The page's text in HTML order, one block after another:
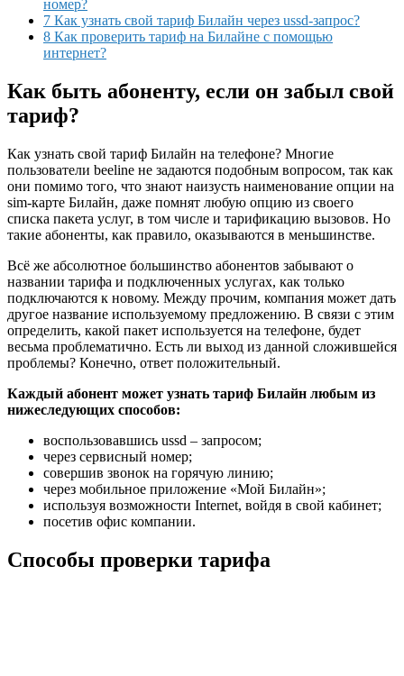
номер?
7 Как узнать свой тариф Билайн через ussd-запрос?
8 Как проверить тариф на Билайне с помощью
интернет?
Как быть абоненту, если он забыл свой
тариф?
Как узнать свой тариф Билайн на телефоне? Многие
пользователи beeline не задаются подобным вопросом, так как
они помимо того, что знают наизусть наименование опции на
sim-карте Билайн, даже помнят любую опцию из своего
списка пакета услуг, в том числе и тарификацию вызовов. Но
такие абоненты, как правило, оказываются в меньшинстве.
Всё же абсолютное большинство абонентов забывают о
названии тарифа и подключенных услугах, как только
подключаются к новому. Между прочим, компания может дать
другое название используемому предложению. В связи с этим
определить, какой пакет используется на телефоне, будет
весьма проблематично. Есть ли выход из данной сложившейся
проблемы? Конечно, ответ положительный.
Каждый абонент может узнать тариф Билайн любым из
нижеследующих способов:
воспользовавшись ussd – запросом;
через сервисный номер;
совершив звонок на горячую линию;
через мобильное приложение «Мой Билайн»;
используя возможности Internet, войдя в свой кабинет;
посетив офис компании.
Способы проверки тарифа